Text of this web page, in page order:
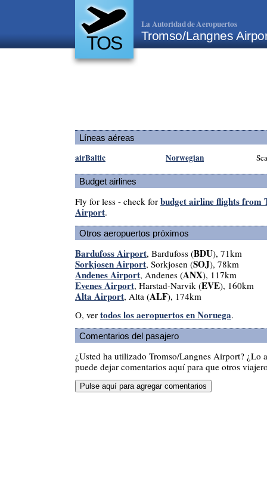
TOS
La Autoridad de Aeropuertos
Tromso/Langnes
Líneas aéreas
airBaltic Norwegian
Budget airlines
Fly for less - check for budget airline flights from
Airport.
Otros aeropuertos próximos
Bardufoss Airport, Bardufoss (BDU), 71km
Sorkjosen Airport, Sorkjosen (SOJ), 78km
Andenes Airport, Andenes (ANX), 117km
Evenes Airport, Harstad-Narvik (EVE), 160km
Alta Airport, Alta (ALF), 174km
O, ver todos los aeropuertos en Noruega.
Comentarios del pasajero
¿Usted ha utilizado Tromso/Langnes Airport? ¿Lo
puede dejar comentarios aquí para que otros